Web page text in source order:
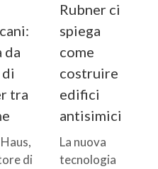
da
tra
di
Rubner ci
spiega
come
costruire
edifici
antisimici
La nuova
tecnologia